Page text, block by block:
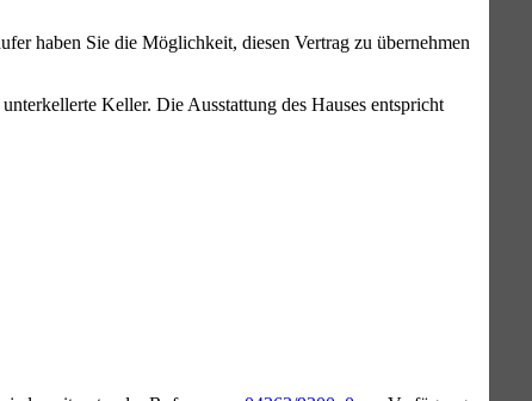
haben Sie die Möglichkeit, diesen Vertrag zu übernehmen
Keller. Die Ausstattung des Hauses entspricht